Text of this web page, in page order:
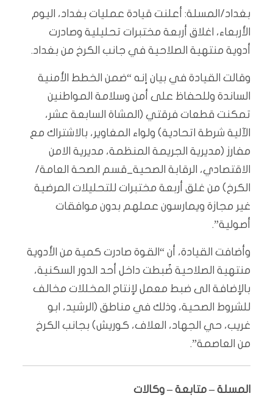
بغداد/المسلة: أعلنت قيادة عمليات بغداد، اليوم
الأربعاء، اغلاق أربعة مختبرات تحليلية وصادرت
أدوية منتهية الصلاحية في جانب الكرخ من بغداد.
وقالت القيادة في بيان إنه “ضمن الخطط الأمنية
الساندة وللحفاظ على أمن وسلامة المواطنين
تمكنت قطعات فرقتي (المشاة السابعة عشر،
الآلية شرطة اتحادية) ولواء المغاوير، بالاشتراك مع
مفارز (مديرية الجريمة المنظمة، مديرية الامن
الاقتصادي، الرقابة الصحية_قسم الصحة العامة/
الكرخ) من غلق أربعة مختبرات للتحليلات المرضية
غير مجازة ويمارسون عملهم بدون موافقات
أصولية”.
وأضافت القيادة، أن “القوة صادرت كمية من الأدوية
منتهية الصلاحية ضُبطت داخل أحد الدور السكنية،
بالإضافة الى ضبط معمل لإنتاج المخللات مخالف
للشروط الصحية، وذلك في مناطق (الرشيد، ابو
غريب، حي الجهاد، العلاف، كوريش) بجانب الكرخ
من العاصمة”.
المسلة – متابعة – وكالات